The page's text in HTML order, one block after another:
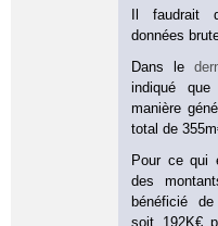
Il faudrait
données
Dans le
indiqué
manière
total de
Pour ce qui
des
bénéficié de
soit 192K€